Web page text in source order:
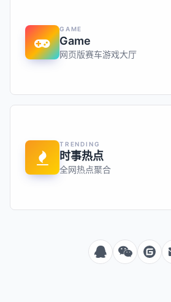
GAME
Game
网页版赛车游戏大厅
TRENDING
时事热点
全网热点聚合